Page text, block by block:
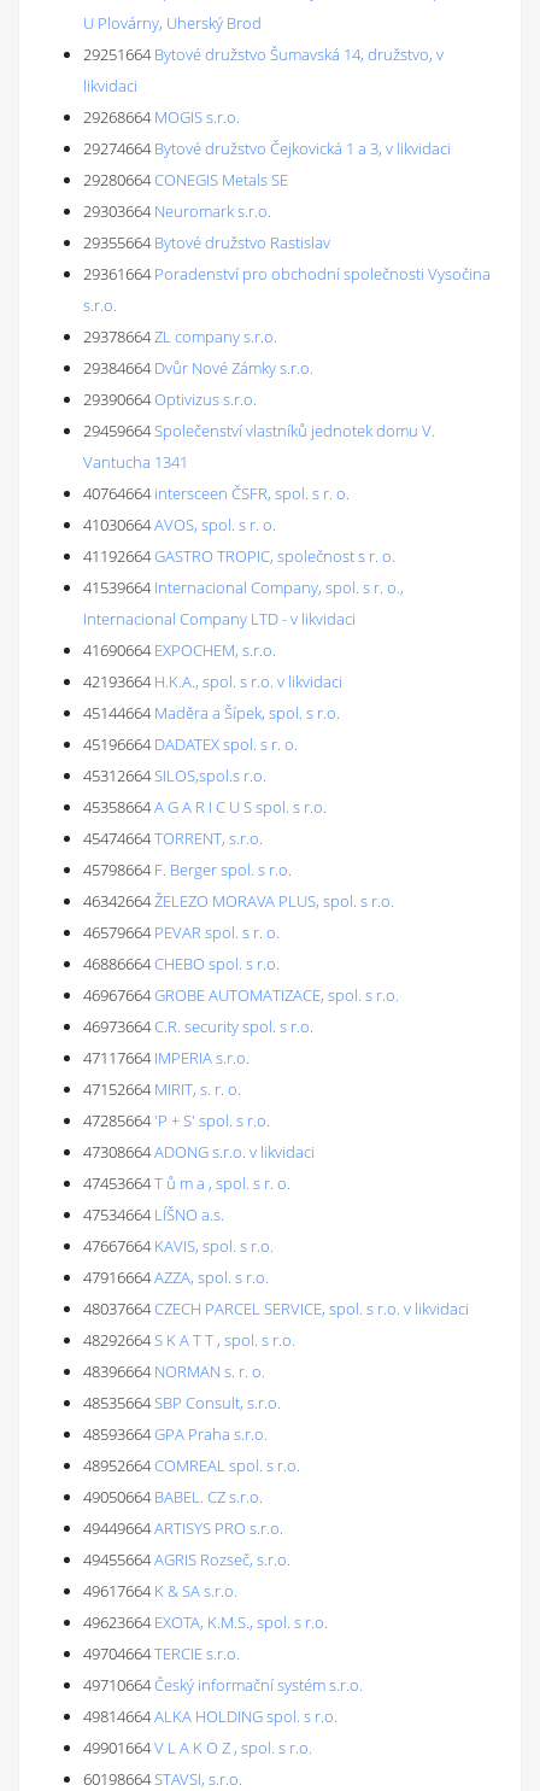
U Plovárny, Uherský Brod
29251664 Bytové družstvo Šumavská 14, družstvo, v
likvidaci
29268664 MOGIS s.r.o.
29274664 Bytové družstvo Čejkovická 1 a 3, v likvidaci
29280664CONEGIS Metals SE
29303664 Neuromark s.r.o.
29355664 Bytové družstvo Rastislav
29361664 Poradenství pro obchodní společnosti Vysočina
s.r.o.
29378664ZL company s.r.o.
29384664 Dvůr Nové Zámky s.r.o.
29390664Optivizus s.r.o.
29459664Společenství vlastníků jednotek domu V.
Vantucha 1341
40764664 intersceen ČSFR, spol. s r. o.
41030664AVOS, spol. s r. o.
41192664GASTRO TROPIC, společnost s r. o.
41539664 Internacional Company, spol. s r. o.,
Internacional Company LTD - v likvidaci
41690664 EXPOCHEM, s.r.o.
42193664 H.K.A., spol. s r.o. v likvidaci
45144664 Maděra a Šípek, spol. s r.o.
45196664 DADATEX spol. s r. o.
45312664SILOS,spol.s r.o.
45358664A G A R I C U S spol. s r.o.
45474664TORRENT, s.r.o.
45798664 F. Berger spol. s r.o.
46342664ŽELEZO MORAVA PLUS, spol. s r.o.
46579664 PEVAR spol. s r. o.
46886664CHEBO spol. s r.o.
46967664GROBE AUTOMATIZACE, spol. s r.o.
46973664C.R. security spol. s r.o.
47117664 IMPERIA s.r.o.
47152664 MIRIT, s. r. o.
47285664'P + S' spol. s r.o.
47308664ADONG s.r.o. v likvidaci
47453664T ů m a , spol. s r. o.
47534664 LÍŠNO a.s.
47667664 KAVIS, spol. s r.o.
47916664AZZA, spol. s r.o.
48037664CZECH PARCEL SERVICE, spol. s r.o. v likvidaci
48292664S K A T T , spol. s r.o.
48396664 NORMAN s. r. o.
48535664SBP Consult, s.r.o.
48593664GPA Praha s.r.o.
48952664COMREAL spol. s r.o.
49050664 BABEL. CZ s.r.o.
49449664ARTISYS PRO s.r.o.
49455664AGRIS Rozseč, s.r.o.
49617664 K & SA s.r.o.
49623664 EXOTA, K.M.S., spol. s r.o.
49704664TERCIE s.r.o.
49710664Český informační systém s.r.o.
49814664ALKA HOLDING spol. s r.o.
49901664V L A K O Z , spol. s r.o.
60198664STAVSI, s.r.o.